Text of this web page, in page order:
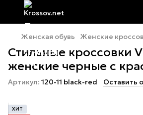
Женская обувь Женские
Стильные кроссовки
женские черные с
Артикул: 120-11 black-red Оставить
ХИТ